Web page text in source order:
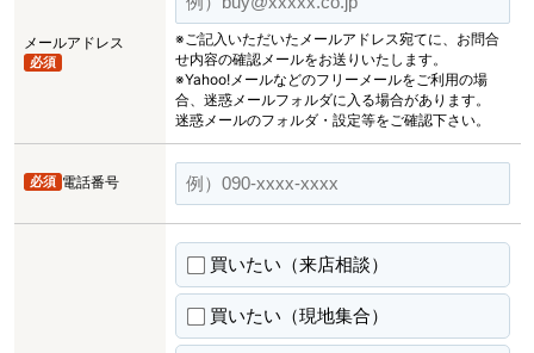
メールアドレス
必須
※ご記入いただいたメールアドレス宛てに、お問合
せ内容の確認メールをお送りいたします。
※Yahoo!メールなどのフリーメールをご利用の場
合、迷惑メールフォルダに入る場合があります。
迷惑メールのフォルダ・設定等をご確認下さい。
電話番号
必須
買いたい（来店相談）
買いたい（現地集合）